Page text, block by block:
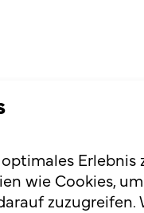
Circuits and
Design der
Ein weiterer
Erlebnis
wie Cookies,
zuzugreifen.